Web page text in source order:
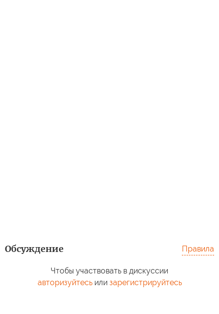
Обсуждение Правила
Чтобы участвовать в дискуссии
авторизуйтесьили зарегистрируйтесь